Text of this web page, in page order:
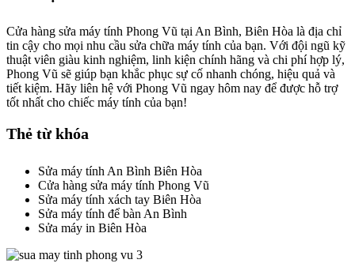
Cửa hàng sửa máy tính Phong Vũ tại An Bình, Biên Hòa là địa chỉ
tin cậy cho mọi nhu cầu sửa chữa máy tính của bạn. Với đội ngũ kỹ
thuật viên giàu kinh nghiệm, linh kiện chính hãng và chi phí hợp lý,
Phong Vũ sẽ giúp bạn khắc phục sự cố nhanh chóng, hiệu quả và
tiết kiệm. Hãy liên hệ với Phong Vũ ngay hôm nay để được hỗ trợ
tốt nhất cho chiếc máy tính của bạn!
Thẻ từ khóa
Sửa máy tính An Bình Biên Hòa
Cửa hàng sửa máy tính Phong Vũ
Sửa máy tính xách tay Biên Hòa
Sửa máy tính để bàn An Bình
Sửa máy in Biên Hòa